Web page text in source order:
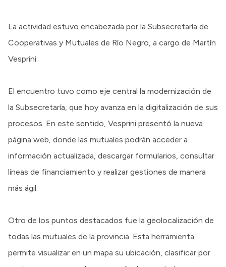
La actividad estuvo encabezada por la Subsecretaría de
Cooperativas y Mutuales de Río Negro, a cargo de Martín
Vesprini.
El encuentro tuvo como eje central la modernización de
la Subsecretaría, que hoy avanza en la digitalización de sus
procesos. En este sentido, Vesprini presentó la nueva
página web, donde las mutuales podrán acceder a
información actualizada, descargar formularios, consultar
líneas de financiamiento y realizar gestiones de manera
más ágil.
Otro de los puntos destacados fue la geolocalización de
todas las mutuales de la provincia. Esta herramienta
permite visualizar en un mapa su ubicación, clasificar por